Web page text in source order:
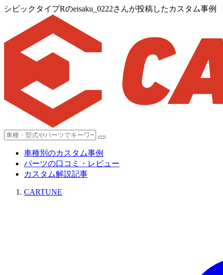
シビックタイプRのeisaku_0222さんが投稿したカスタム事例
車種別のカスタム事例
パーツの口コミ・レビュー
カスタム解説記事
CARTUNE